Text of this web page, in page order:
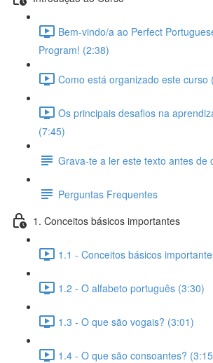
Bem-vindo/a ao Perfect
Program! (2:38)
Como está organizado este curso
Os principais desafios na
(7:45)
Grava-te a ler este texto antes de
Perguntas Frequentes
1. Conceitos básicos importantes
1.1 - Conceitos básicos
1.2 - O alfabeto português (3:30)
1.3 - O que são vogais? (3:01)
1.4 - O que são consoantes?